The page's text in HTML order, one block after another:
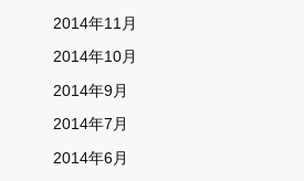
2014年11月
2014年10月
2014年9月
2014年7月
2014年6月